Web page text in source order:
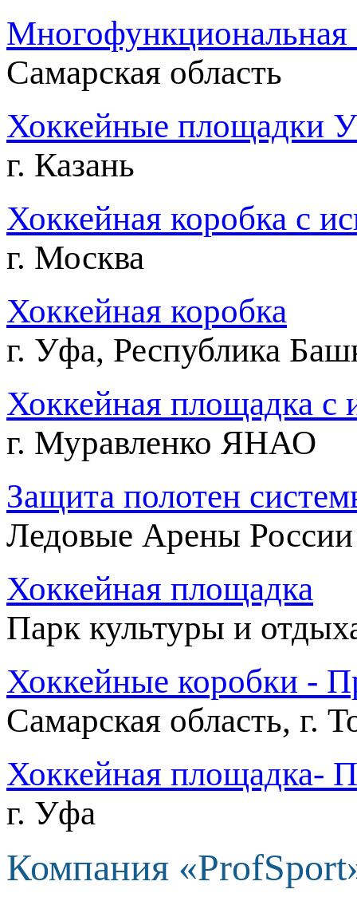
Многофункциональная
Самарская область
Хоккейные площадки
г. Казань
Хоккейная коробка c
г. Москва
Хоккейная коробка
г. Уфа, Республика
Хоккейная площадка с
г. Муравленко ЯНАО
Защита полотен
Ледовые Арены России
Хоккейная площадка
Парк культуры и
Хоккейные коробки -
Самарская область, г.
Хоккейная площадка-
г. Уфа
Компания